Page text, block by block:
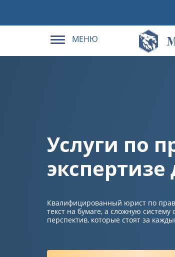
МЕНЮ
Услуги по
Квалифицированный юрист по
текст на бумаге, а сложную
перспектив, которые стоят за